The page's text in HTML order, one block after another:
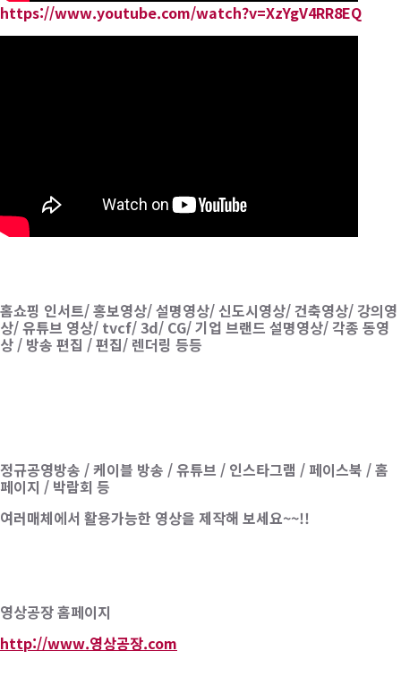
https://www.youtube.com/watch?v=XzYgV4RR8EQ
홈쇼핑 인서트/ 홍보영상/ 설명영상/ 신도시영상/ 건축영상/ 강의영
상/ 유튜브 영상/ tvcf/ 3d/ CG/ 기업 브랜드 설명영상/ 각종 동영
상 / 방송 편집 / 편집/ 렌더링 등등
정규공영방송 / 케이블 방송 / 유튜브 / 인스타그램 / 페이스북 / 홈
페이지 / 박람회 등
여러매체에서 활용가능한 영상을 제작해 보세요~~!!
영상공장 홈페이지
http://www.영상공장.com